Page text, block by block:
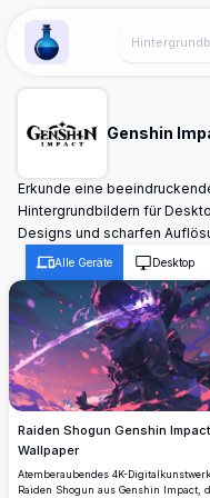
Wallpaper Alchemy
Genshin
Erkunde eine
Hintergrundbildern für
Designs und scharfen
Alle Geräte Desktop
Raiden Shogun Genshin
Wallpaper
Atemberaubendes 4K-
Raiden Shogun aus Genshin Impact,